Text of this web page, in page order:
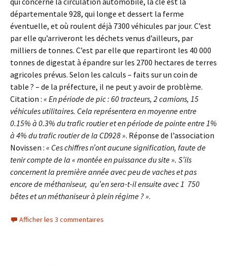
départementale 928, qui longe et dessert la ferme
éventuelle, et où roulent déjà 7300 véhicules par jour. C’est
par elle qu’arriveront les déchets venus d’ailleurs, par
milliers de tonnes. C’est par elle que repartiront les 40 000
tonnes de digestat à épandre sur les 2700 hectares de terres
agricoles prévus. Selon les calculs – faits sur un coin de
table ? – de la préfecture, il ne peut y avoir de problème.
Citation : « En période de pic : 60 tracteurs, 2 camions, 15
véhicules utilitaires. Cela représentera en moyenne entre
0.15% à 0.3% du trafic routier et en période de pointe entre 1%
à 4% du trafic routier de la CD928 ». Réponse de l’association
Novissen : « Ces chiffres n’ont aucune signification, faute de
tenir compte de la « montée en puissance du site ». S’ils
concernent la première année avec peu de vaches et pas
encore de méthaniseur, qu’en sera-t-il ensuite avec 1 750
bêtes et un méthaniseur à plein régime ? ».
Afficher les 3 commentaires